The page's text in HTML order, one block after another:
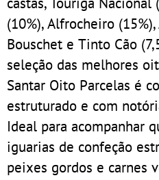
(10%), Alfrocheiro
Bouschet e Tinto Cão
seleção das melhores
Santar Oito Parcelas é
estruturado e com
Ideal para acompanhar
iguarias de confeção
peixes gordos e carnes